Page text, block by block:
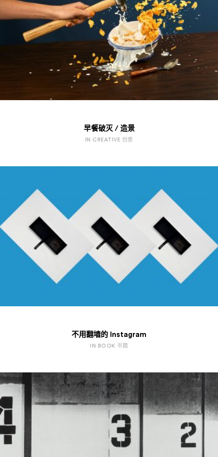
Design
Art & Cultrue
Fashion
Lifestyle
Photography
早餐破灭 / 造景
IN CREATIVE 创意
不用翻墙的 Instagram
IN BOOK 书籍